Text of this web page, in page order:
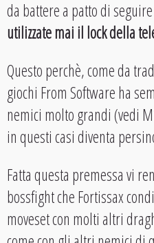
da battere a patto di
utilizzate mai il lock della
Questo perchè, come da
giochi From Software ha
nemici molto grandi (vedi
in questi casi diventa
Fatta questa premessa vi
bossfight che Fortissax
moveset con molti altri